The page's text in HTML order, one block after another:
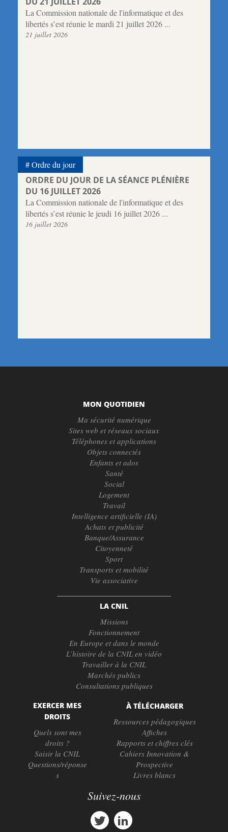
La Commission nationale de l'informatique et des
libertés s’est réunie le mardi 21 juillet 2026 ...
21 juillet 2026
ORDRE DU JOUR DE LA SÉANCE PLÉNIÈRE
DU 16 JUILLET 2026
La Commission nationale de l'informatique et des
libertés s’est réunie le jeudi 16 juillet 2026 ...
16 juillet 2026
Ordre du jour
MON QUOTIDIEN
Ma sécurité numérique
Sites web et réseaux sociaux
Téléphones et applications
Objets connectés
Enfants et ados
Santé
Social
Logement
Travail
Intelligence artificielle (IA)
Achats et publicité
Banque/Assurance
Citoyenneté
Sport
Transports et mobilité
Vie associative
LA CNIL
Missions
Fonctionnement
En Europe et dans le monde
L’histoire de la CNIL en vidéo
Travailler à la CNIL
Marchés publics
Consultations publiques
EXERCER MES
DROITS
Quels sont mes
droits ?
Saisir la CNIL
Questions/réponse
s
À TÉLÉCHARGER
Ressources pédagogiques
Affiches
Rapports et chiffres clés
Cahiers Innovation &
Prospective
Livres blancs
Suivez-nous